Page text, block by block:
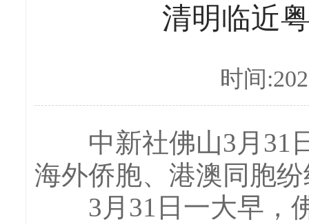
清明临近
时间
中新社佛山3月31日
海外侨胞、港澳同胞
3月31日一大早，佛